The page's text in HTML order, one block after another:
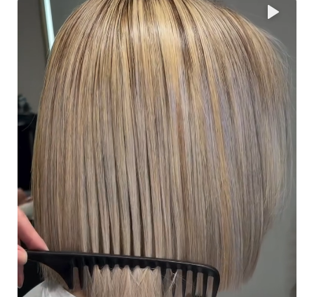
تحتوي على زيت الأرغان، الكولاجين، الكيراتين، الأحماض الأمينية، والزيوت
الأساسية. تعمل مجموعة الأرغان جولد للعناية المنزلية على إعادة بناء
هيكل الشعر يوميًا.
لماذا زيت الأرغان؟
يحتوي زيت الأرغان على نسبة عالية من التوكوفيرول، والكاروتينات،
والأحماض الفينولية، والأحماض الدهنية الأساسية مثل حمض اللينوليك
وأوميغا 6. يحارب زيت الأرغان جفاف الشعر وظهور الشيب، كما يغذي
وينعم ويعالج الشعر بعمق. يُعد زيت الأرغان مُضادًا ممتازًا للشيخوخة،
ويعمل على استعادة وتغذية الشعر.
شعري ليس مستقيماً، هل يمكنني استخدام المجموعة؟
إذا كنتِ ترغبين في الحفاظ على تجعيدات شعركِ، فلا يُنصح باستخدام هذه
المجموعة. تحتوي المجموعة على مكونات فريدة تقلل من تموجات/
تجعيدات الشعر. لدينا أيضًا مجموعة مصممة خصيصًا للشعر المموج/
المجعد: مجموعة Curly Power من بيلا ريو.